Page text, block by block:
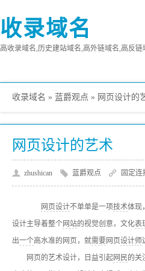
收录域名
高收录域名,历史建站域名,高外链域名,高反
收录域名 » 蓝爵观点 » 网页设计的
网页设计的艺术
zhushican 蓝爵观点 固定连
网页设计不单单是一项技术体现，
设计主导着整个网站的视觉创意，文化表
出一个高水准的网页，就需要网页设计师
网页的艺术设计，日益引起网民的关